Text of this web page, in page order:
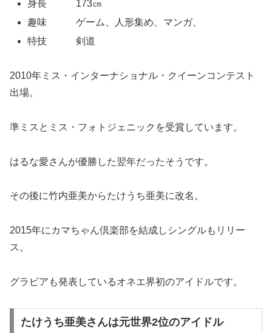
身長 173㎝
趣味 ゲーム、人形集め、マンガ、
特技 剣道
2010年ミス・インターナショナル・クイーンコンテスト
出場。
準ミスとミス・フォトジェニックを受賞しています。
はるな愛さんが優勝した翌年だったそうです。
その後に竹内亜美からたけうち亜美に改名。
2015年にカマちゃん倶楽部を結成しシングルもリリー
ス。
グラビアも発表しているオネエ界初のアイドルです。
たけうち亜美さんは元世界2位のアイドル